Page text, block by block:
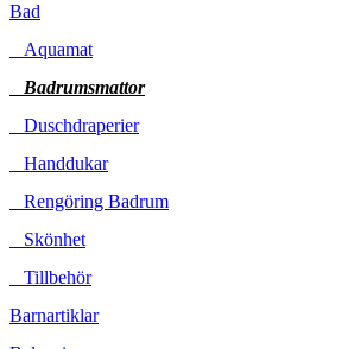
Bad
Aquamat
Badrumsmattor
Duschdraperier
Handdukar
Rengöring Badrum
Skönhet
Tillbehör
Barnartiklar